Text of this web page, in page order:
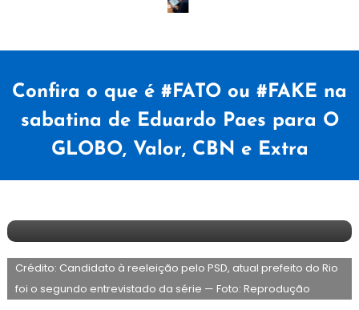
Confira o que é #FATO ou #FAKE na
sabatina de Eduardo Paes para O
GLOBO, Valor, CBN e Extra
setembro
de
2024
Crédito: Candidato à reeleição pelo PSD, atual prefeito do Rio
foi o segundo entrevistado da série — Foto: Reprodução